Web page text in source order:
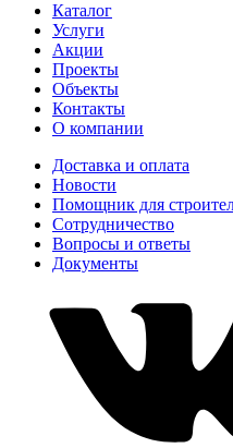
Каталог
Услуги
Акции
Проекты
Объекты
Контакты
О компании
Доставка и оплата
Новости
Помощник для
Сотрудничество
Вопросы и ответы
Документы